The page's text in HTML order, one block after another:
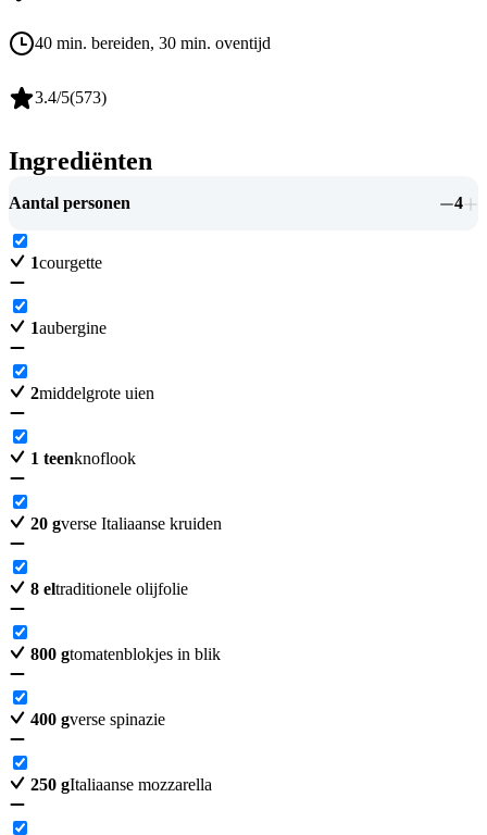
40 min. bereiden, 30 min. oventijd
3.4/5(573)
Ingrediënten
Aantal personen 4
1courgette
1aubergine
2middelgrote uien
1 teenknoflook
20 gverse Italiaanse kruiden
8 eltraditionele olijfolie
800 gtomatenblokjes in blik
400 gverse spinazie
250 gItaliaanse mozzarella